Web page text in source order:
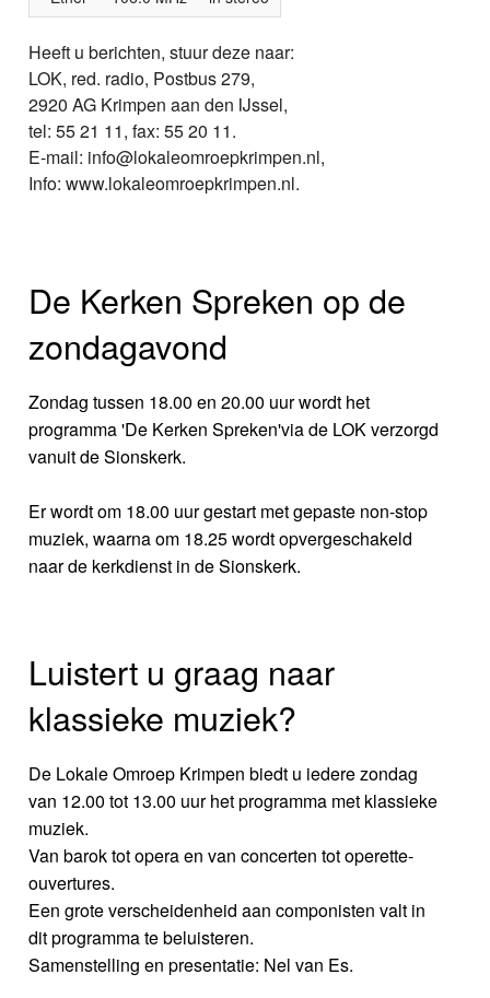
Heeft u berichten, stuur deze naar:
LOK, red. radio, Postbus 279,
2920 AG Krimpen aan den IJssel,
tel: 55 21 11, fax: 55 20 11.
E-mail: info@lokaleomroepkrimpen.nl,
Info: www.lokaleomroepkrimpen.nl.
De Kerken Spreken op de
zondagavond
Zondag tussen 18.00 en 20.00 uur wordt het
programma 'De Kerken Spreken'via de LOK verzorgd
vanuit de Sionskerk.
Er wordt om 18.00 uur gestart met gepaste non-stop
muziek, waarna om 18.25 wordt opvergeschakeld
naar de kerkdienst in de Sionskerk.
Luistert u graag naar
klassieke muziek?
De Lokale Omroep Krimpen biedt u iedere zondag
van 12.00 tot 13.00 uur het programma met klassieke
muziek.
Van barok tot opera en van concerten tot operette-
ouvertures.
Een grote verscheidenheid aan componisten valt in
dit programma te beluisteren.
Samenstelling en presentatie: Nel van Es.